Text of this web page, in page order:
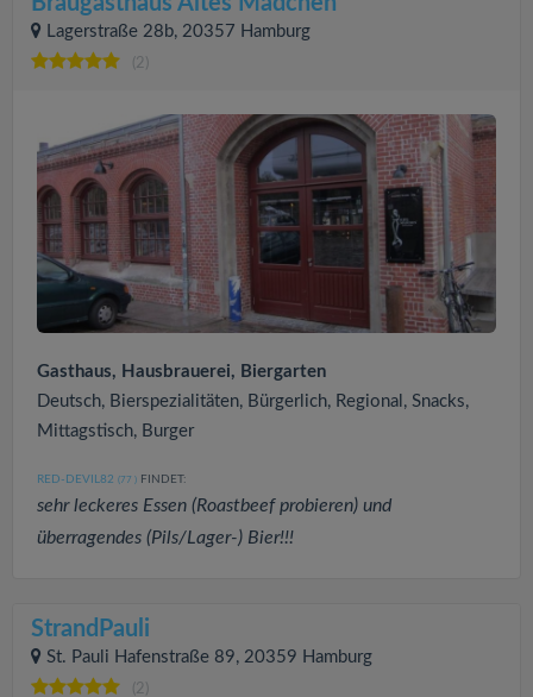
Lagerstraße 28b, 20357 Hamburg
(2)
Gasthaus, Hausbrauerei, Biergarten
Deutsch, Bierspezialitäten, Bürgerlich, Regional, Snacks,
Mittagstisch, Burger
RED-DEVIL82 (77 ) FINDET:
sehr leckeres Essen (Roastbeef probieren) und
überragendes (Pils/Lager-) Bier!!!
StrandPauli
St. Pauli Hafenstraße 89, 20359 Hamburg
(2)